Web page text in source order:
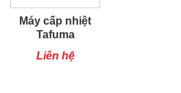
Máy cấp nhiệt
Tafuma
TSQ80RP
Liên hệ